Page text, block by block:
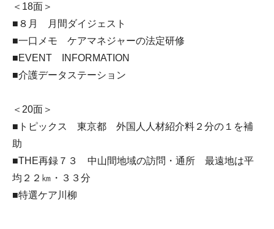
＜18面＞
■８月 月間ダイジェスト
■一口メモ ケアマネジャーの法定研修
■EVENT INFORMATION
■介護データステーション
＜20面＞
■トピックス 東京都 外国人人材紹介料２分の１を補
助
■THE再録７３ 中山間地域の訪問・通所 最遠地は平
均２２㎞・３３分
■特選ケア川柳